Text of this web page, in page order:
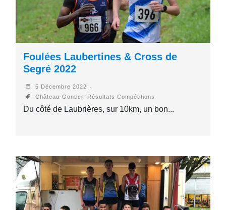
Foulées Laubertines & Cross de
Segré 2022
5 Décembre 2022
Château-Gontier, Résultats Compétitions
Du côté de Laubrières, sur 10km, un bon...